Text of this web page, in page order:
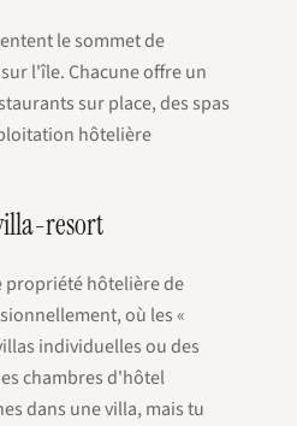
le sommet de
l'île. Chacune offre un
sur place, des spas
hôtelière
resort
propriété hôtelière de
où les «
individuelles ou des
chambres d'hôtel
dans une villa, mais tu